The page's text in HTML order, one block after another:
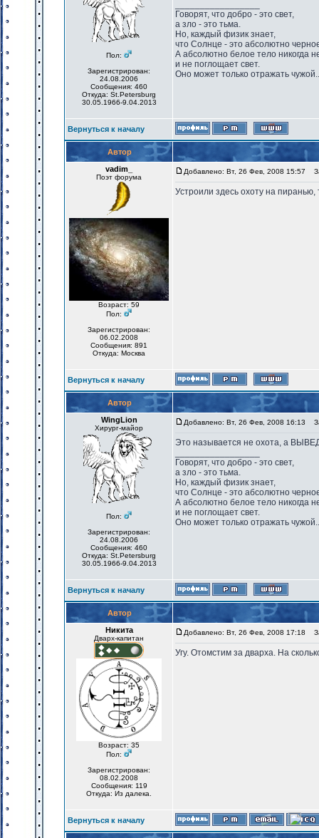
Пол:
Зарегистрирован:
24.08.2006
Сообщения: 460
Откуда: St.Petersburg
30.05.1966-9.04.2013
Говорят, что добро - это свет,
а зло - это тьма.
Но, каждый физик знает,
что Солнце - это абсолютно
А абсолютно белое тело никогда
и не поглощает свет.
Оно может только отражать
Вернуться к началу
Автор
vadim_
Поэт форума
Возраст: 59
Пол:
Зарегистрирован:
06.02.2008
Сообщения: 891
Откуда: Москва
Добавлено: Вт, 26 Фев, 2008 15:57
Устроили здесь охоту на пиранью,
Вернуться к началу
Автор
WingLion
Хирург-майор
Пол:
Зарегистрирован:
24.08.2006
Сообщения: 460
Откуда: St.Petersburg
30.05.1966-9.04.2013
Добавлено: Вт, 26 Фев, 2008 16:13
Это называется не охота, а
Говорят, что добро - это свет,
а зло - это тьма.
Но, каждый физик знает,
что Солнце - это абсолютно
А абсолютно белое тело никогда
и не поглощает свет.
Оно может только отражать
Вернуться к началу
Автор
Никита
Дварх-капитан
Возраст: 35
Пол:
Зарегистрирован:
08.02.2008
Сообщения: 119
Откуда: Из далека.
Добавлено: Вт, 26 Фев, 2008 17:18
Угу. Отомстим за дварха. На
Вернуться к началу